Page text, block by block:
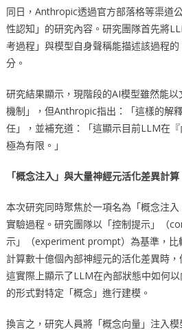
同日，Anthropic透過官方部落格等渠道
性認知」的研究內容。研究團隊首先將
考過程」與模型自身聲稱能描述該過程
分。
研究結果顯示，現階段的AI模型雖然能
機制」，但Anthropic指出：「這樣的解
任」，並補充道：「這顯示目前LLM在
極為有限。」
「概念注入」與大量神經元活化差異計算
本次研究同時聚焦於一項名為「概念注
實驗過程。研究團隊以「控制提示」（
示」（experiment prompt）為基準，比
計算數十億個內部神經元的活化差異時
這實際上顯示了LLM在內部狀態中如何
的形式對特定「概念」進行建模。
換言之，研究人員將「概念向量」注入